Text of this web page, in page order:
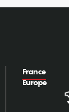
France
Europe